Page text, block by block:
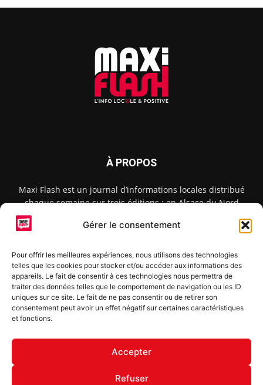
Gérer le consentement
Pour offrir les meilleures expériences, nous utilisons des technologies
telles que les cookies pour stocker et/ou accéder aux informations des
appareils. Le fait de consentir à ces technologies nous permettra de
traiter des données telles que le comportement de navigation ou les ID
uniques sur ce site. Le fait de ne pas consentir ou de retirer son
consentement peut avoir un effet négatif sur certaines caractéristiques
et fonctions.
Accepter
Refuser
À PROPOS
Maxi Flash est un journal d’informations locales distribué
chaque semaine sur trois éditions : en Alsace du Nord
depuis 2015, dans les secteurs d’Obernai-Molsheim-Erstein
depuis 2022, et à Colmar, Vignoble et Plaine depuis 2023.
SUIVEZ-NOUS
S'inscrire à la newsletter